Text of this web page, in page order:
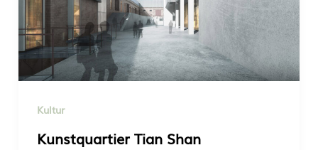
Kultur
Kunstquartier Tian Shan